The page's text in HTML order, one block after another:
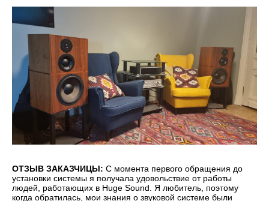
ОТЗЫВ ЗАКАЗЧИЦЫ: С момента первого обращения до
установки системы я получала удовольствие от работы
людей, работающих в Huge Sound. Я любитель, поэтому
когда обратилась, мои знания о звуковой системе были